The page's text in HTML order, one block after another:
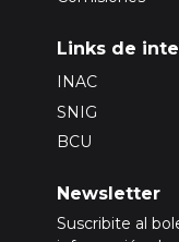
Links de
INAC
SNIG
BCU
Newsletter
Suscribite al